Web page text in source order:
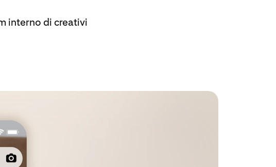
interno di creativi